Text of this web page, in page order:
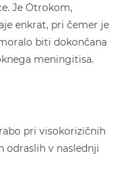
Je Otrokom,
enkrat, pri čemer je
biti dokončana
meningitisa.
pri visokorizičnih
odraslih v naslednji